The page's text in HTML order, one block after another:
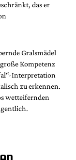
das er
Gralsmädel
Kompetenz
Interpretation
zu erkennen.
wetteifernden